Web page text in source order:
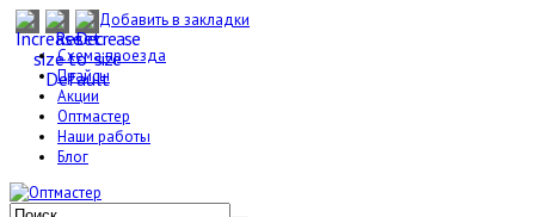
Добавить в закладки
Схема проезда
Прайсы
Акции
Оптмастер
Наши работы
Блог